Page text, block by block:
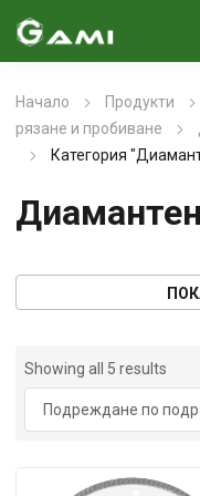
Начало Продукти
рязане и пробиване
Категория
Showing all 5 results